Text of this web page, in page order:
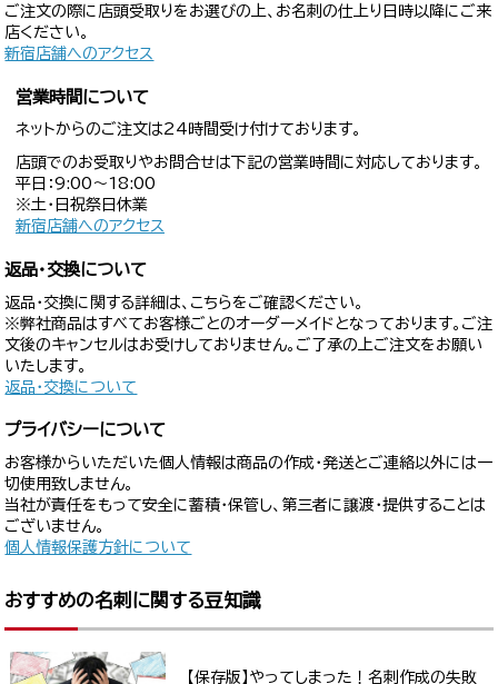
ご注文の際に店頭受取りをお選びの上、お名刺の仕上り日時以降にご来
店ください。
新宿店舗へのアクセス
営業時間について
ネットからのご注文は24時間受け付けております。
店頭でのお受取りやお問合せは下記の営業時間に対応しております。
平日：9:00〜18:00
※土・日祝祭日休業
新宿店舗へのアクセス
返品・交換について
返品・交換に関する詳細は、こちらをご確認ください。
※弊社商品はすべてお客様ごとのオーダーメイドとなっております。ご注
文後のキャンセルはお受けしておりません。ご了承の上ご注文をお願い
いたします。
返品・交換について
プライバシーについて
お客様からいただいた個人情報は商品の作成・発送とご連絡以外には一
切使用致しません。
当社が責任をもって安全に蓄積・保管し、第三者に譲渡・提供することは
ございません。
個人情報保護方針について
おすすめの名刺に関する豆知識
【保存版】やってしまった！名刺作成の失敗